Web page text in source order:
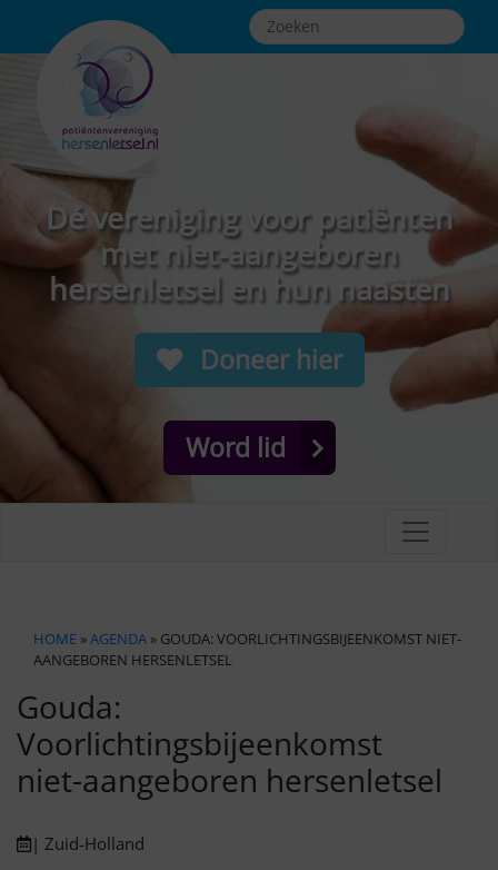
Dé vereniging voor patiënten
met niet-aangeboren
hersenletsel en hun naasten
Doneer hier
Word lid
HOME »AGENDA » GOUDA: VOORLICHTINGSBIJEENKOMST NIET-
AANGEBOREN HERSENLETSEL
Gouda:
Voorlichtingsbijeenkomst
niet-aangeboren hersenletsel
| Zuid-Holland